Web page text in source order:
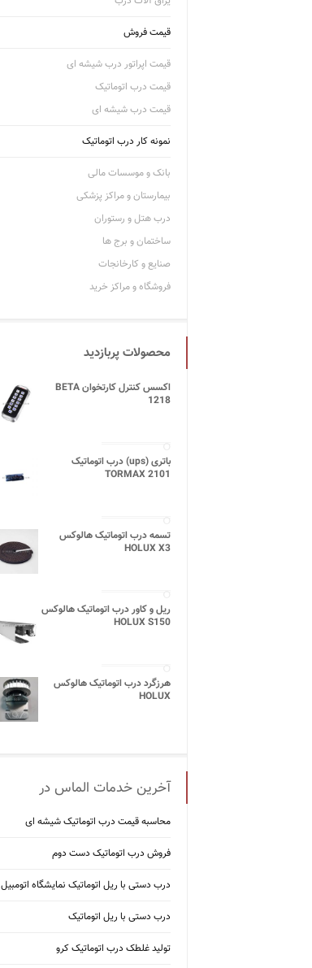
قیمت فروش
قیمت اپراتور درب شیشه ای
قیمت درب اتوماتیک
قیمت درب شیشه ای
نمونه کار درب اتوماتیک
بانک و موسسات مالی
بیمارستان و مراکز پزشکی
درب هتل و رستوران
ساختمان و برج ها
صنایع و کارخانجات
فروشگاه و مراکز خرید
محصولات پربازدید
اکسس کنترل کارتخوان BETA
1218
باتری (ups) درب اتوماتیک
TORMAX 2101
تسمه درب اتوماتیک هالوکس
HOLUX X3
ریل و کاور درب اتوماتیک هالوکس
HOLUX S150
هرزگرد درب اتوماتیک هالوکس
HOLUX
آخرین خدمات الماس در
محاسبه قیمت درب اتوماتیک شیشه ‌ای
فروش درب اتوماتیک دست دوم
درب دستی با ریل اتوماتیک نمایشگاه اتومبیل
درب دستی با ریل اتوماتیک
تولید غلطک درب اتوماتیک کرو